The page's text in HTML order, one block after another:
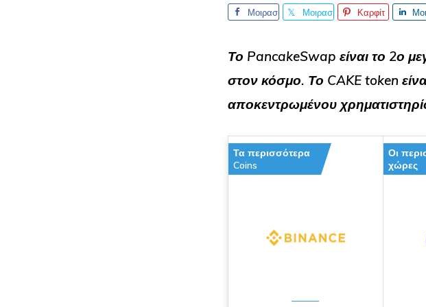
Μοιρασ
Μοιρασ
Καρφίτ
Το PancakeSwap είναι το 2ο
στον κόσμο. Το CAKE token
αποκεντρωμένου
Τα περισσότερα
Coins
Οι
χώρες